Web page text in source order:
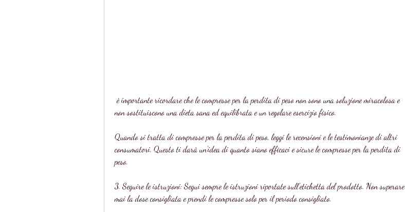
è importante ricordare che le compresse per la perdita di peso non sono una soluzione miracolosa e
non sostituiscono una dieta sana ed equilibrata e un regolare esercizio fisico.
Quando si tratta di compresse per la perdita di peso, leggi le recensioni e le testimonianze di altri
consumatori. Questo ti darà un'idea di quanto siano efficaci e sicure le compresse per la perdita di
peso.
3. Seguire le istruzioni: Segui sempre le istruzioni riportate sull'etichetta del prodotto. Non superare
mai la dose consigliata e prendi le compresse solo per il periodo consigliato.